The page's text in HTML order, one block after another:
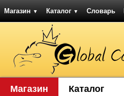
Магазин ▼ Каталог ▼ Словарь
Магазин Каталог